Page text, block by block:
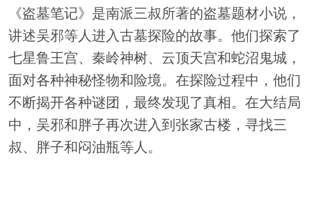
《盗墓笔记》是南派三叔所著的盗墓题材小说，
讲述吴邪等人进入古墓探险的故事。他们探索了
七星鲁王宫、秦岭神树、云顶天宫和蛇沼鬼城，
面对各种神秘怪物和险境。在探险过程中，他们
不断揭开各种谜团，最终发现了真相。在大结局
中，吴邪和胖子再次进入到张家古楼，寻找三
叔、胖子和闷油瓶等人。